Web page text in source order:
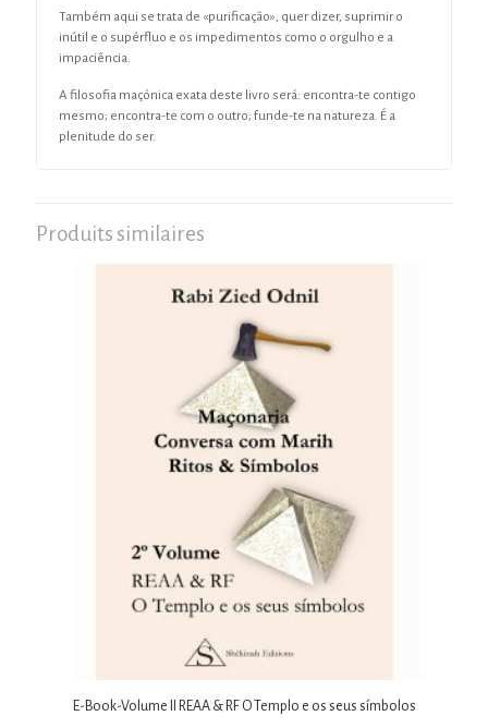
Também aqui se trata de «purificação», quer dizer, suprimir o
inútil e o supérfluo e os impedimentos como o orgulho e a
impaciência.
A filosofia maçónica exata deste livro será: encontra-te contigo
mesmo; encontra-te com o outro; funde-te na natureza. É a
plenitude do ser.
Produits similaires
E-Book-Volume II REAA & RF O Templo e os seus símbolos